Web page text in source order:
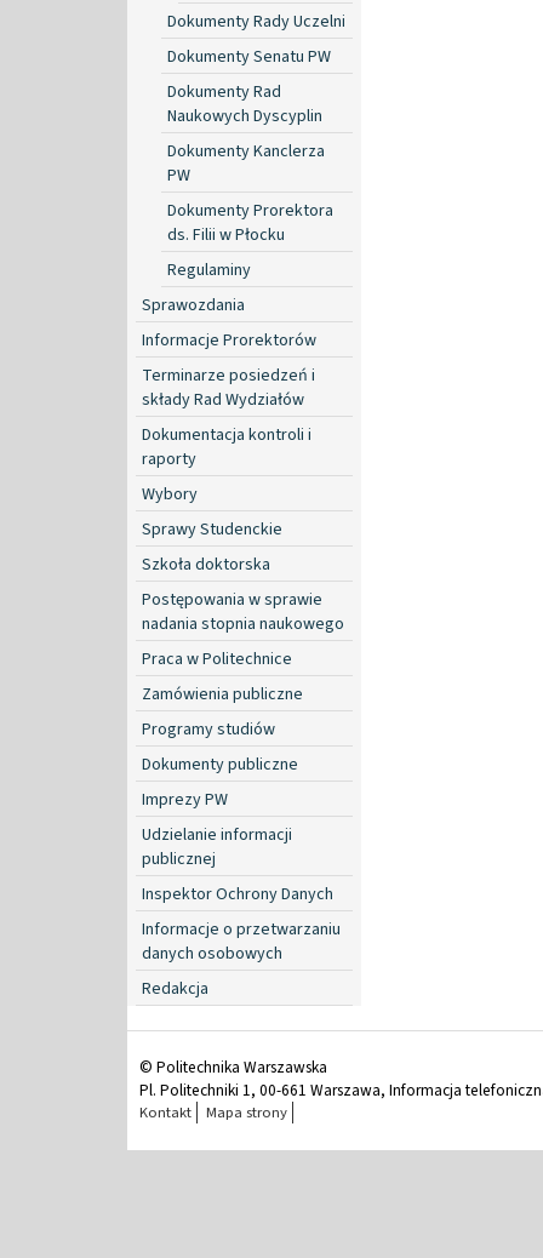
Dokumenty Rady Uczelni
Dokumenty Senatu PW
Dokumenty Rad
Naukowych Dyscyplin
Dokumenty Kanclerza
PW
Dokumenty Prorektora
ds. Filii w Płocku
Regulaminy
Sprawozdania
Informacje Prorektorów
Terminarze posiedzeń i
składy Rad Wydziałów
Dokumentacja kontroli i
raporty
Wybory
Sprawy Studenckie
Szkoła doktorska
Postępowania w sprawie
nadania stopnia naukowego
Praca w Politechnice
Zamówienia publiczne
Programy studiów
Dokumenty publiczne
Imprezy PW
Udzielanie informacji
publicznej
Inspektor Ochrony Danych
Informacje o przetwarzaniu
danych osobowych
Redakcja
© Politechnika Warszawska
Pl. Politechniki 1, 00-661 Warszawa, Informacja
Kontakt Mapa strony